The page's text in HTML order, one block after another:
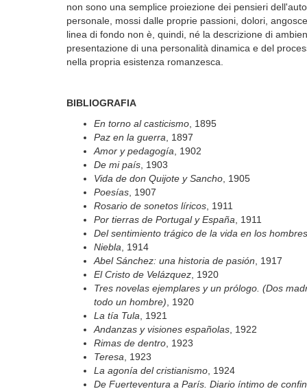
non sono una semplice proiezione dei pensieri
personale, mossi dalle proprie passioni, dolori,
linea di fondo non è, quindi, né la descrizione di
presentazione di una personalità dinamica e del
nella propria esistenza romanzesca.
BIBLIOGRAFIA
En torno al casticismo, 1895
Paz en la guerra, 1897
Amor y pedagogía, 1902
De mi país, 1903
Vida de don Quijote y Sancho, 1905
Poesías, 1907
Rosario de sonetos líricos, 1911
Por tierras de Portugal y España, 1911
Del sentimiento trágico de la vida en los
Niebla, 1914
Abel Sánchez: una historia de pasión, 1917
El Cristo de Velázquez, 1920
Tres novelas ejemplares y un prólogo. (Dos
todo un hombre), 1920
La tía Tula, 1921
Andanzas y visiones españolas, 1922
Rimas de dentro, 1923
Teresa, 1923
La agonía del cristianismo, 1924
De Fuerteventura a París. Diario íntimo de